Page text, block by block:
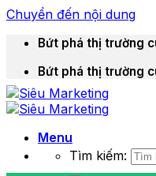
Chuyển đến nội dung
Bứt phá thị trường
Bứt phá thị trường
Menu
Tìm kiếm: